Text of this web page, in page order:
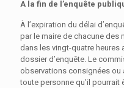
A la fin de l’enquête
À l’expiration du délai
par le maire de chacune des
dans les vingt-quatre heures
dossier d’enquête. Le
observations consignées ou
toute personne qu’il pourrait